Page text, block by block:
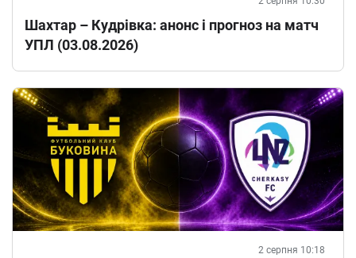
Шахтар – Кудрівка: анонс і прогноз на матч
УПЛ (03.08.2026)
2 серпня 10:18